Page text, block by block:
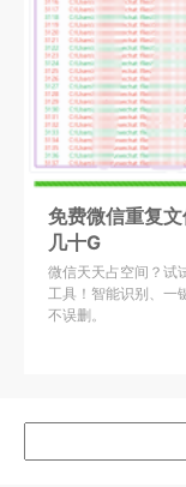
免费微信重复
几十G
微信天天占空间？试
工具！智能识别、一
不误删。